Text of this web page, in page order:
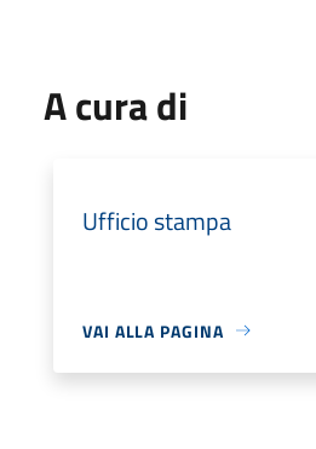
A cura di
Ufficio stampa
VAI ALLA PAGINA